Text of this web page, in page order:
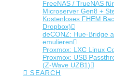
FreeNAS / TrueNAS
Microserver Gen8 +
Kostenloses FHEM
Dropbox)
deCONZ: Hue-Bridge
emulieren
Proxmox: LXC Linux
Proxmox: USB
(Z-Wave UZB1)
SEARCH